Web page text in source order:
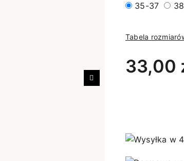
Następny
35-37
Tabela
33,00